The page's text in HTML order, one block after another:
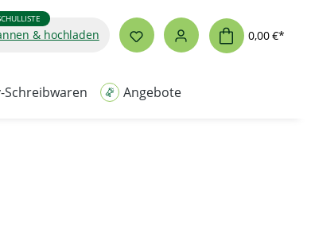
& hochladen 0,00 €*
Schreibwaren Angebote